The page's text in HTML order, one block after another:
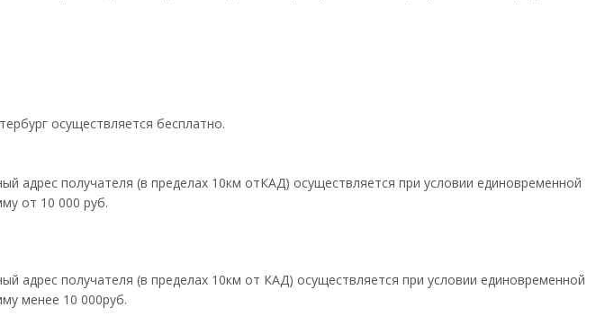
осуществляется бесплатно.
адрес получателя (в пределах 10км отКАД) осуществляется при условии единовременной
от 10 000 руб.
адрес получателя (в пределах 10км от КАД) осуществляется при условии единовременной
менее 10 000руб.